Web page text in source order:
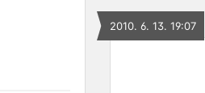
2010. 6. 13. 19:07